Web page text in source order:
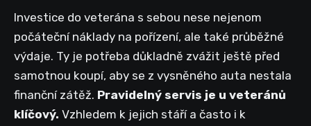
Investice do veterána s sebou nese nejenom
počáteční náklady na pořízení, ale také průběžné
výdaje. Ty je potřeba důkladně zvážit ještě před
samotnou koupí, aby se z vysněného auta nestala
finanční zátěž. Pravidelný servis je u veteránů
klíčový. Vzhledem k jejich stáří a často i k